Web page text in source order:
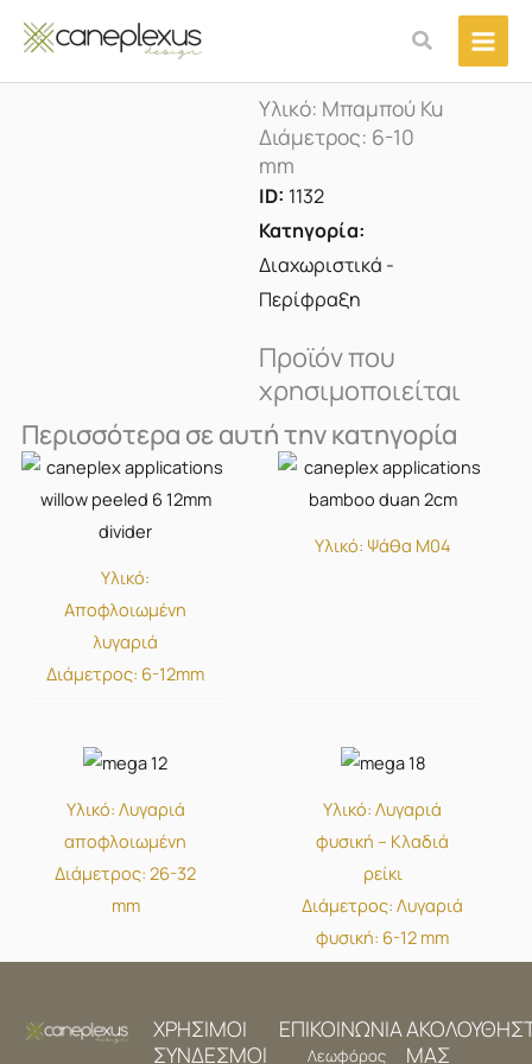
στο
περιεχόμενο
Αναζήτηση
Υλικό: Μπαμπού Ku
Διάμετρος: 6-10
mm
ID: 1132
Κατηγορία:
Διαχωριστικά -
Περίφραξη
Προϊόν που
χρησιμοποιείται
Περισσότερα σε αυτή την κατηγορία
Υλικό:
Αποφλοιωμένη
λυγαριά
Διάμετρος: 6-12mm
Υλικό: Ψάθα Μ04
Υλικό: Λυγαριά
αποφλοιωμένη
Διάμετρος: 26-32
mm
Υλικό: Λυγαριά
φυσική – Κλαδιά
ρείκι
Διάμετρος: Λυγαριά
φυσική: 6-12 mm
ΧΡΗΣΙΜΟΙ
ΣΥΝΔΕΣΜΟΙ
ΕΠΙΚΟΙΝΩΝΙΑ
Λεωφόρος
ΜΑΣ